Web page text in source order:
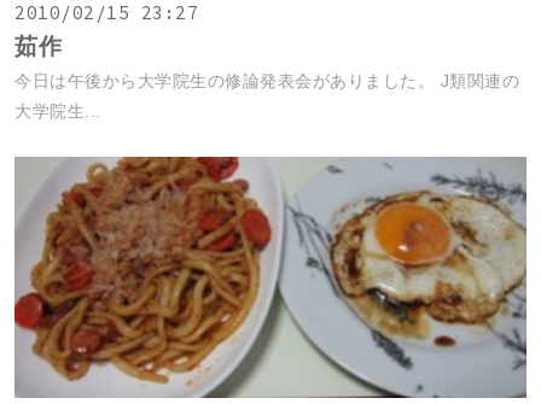
2010/02/15 23:27
茹作
今日は午後から大学院生の修論発表会がありました。 J類関連の
大学院生...